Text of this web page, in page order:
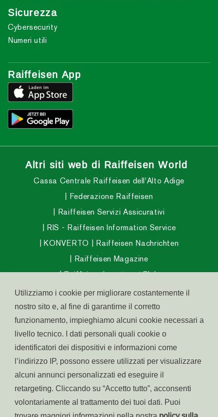
Sicurezza
Cybersecurity
Numeri utili
Raiffeisen App
Altri siti web di Raiffeisen World
Cassa Centrale Raiffeisen dell'Alto Adige
Federazione Raiffeisen
Raiffeisen Servizi Assicurativi
RIS - Raiffeisen Information Service
KONVERTO
Raiffeisen Nachrichten
Raiffeisen Magazine
Raiffeisen InvestmentClub
Raiffeisen Fondo Pensione Aperto
Raiffeisen Fondo Salute
Abitare in Alto Adige
Raiffeisen Südtirol IPS
© raiffeisen.it
Part. IVA:
00198190217
Accessibilità
Colofone
Utilizziamo i cookie per migliorare costantemente il
nostro sito e, al fine di garantirne il corretto
funzionamento, impieghiamo alcuni cookie necessari a
livello tecnico. I dati personali quali cookie o
identificatori dei dispositivi e informazioni come
l’indirizzo IP, possono essere utilizzati per visualizzare
alcuni annunci personalizzati ed eseguire il
retargeting. Cliccando su “Accetto tutto”, acconsenti
volontariamente al trattamento dei tuoi dati. Puoi